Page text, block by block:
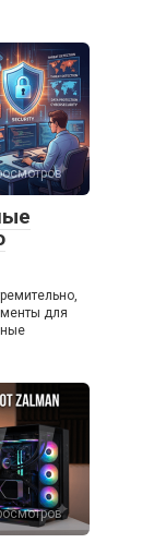
для